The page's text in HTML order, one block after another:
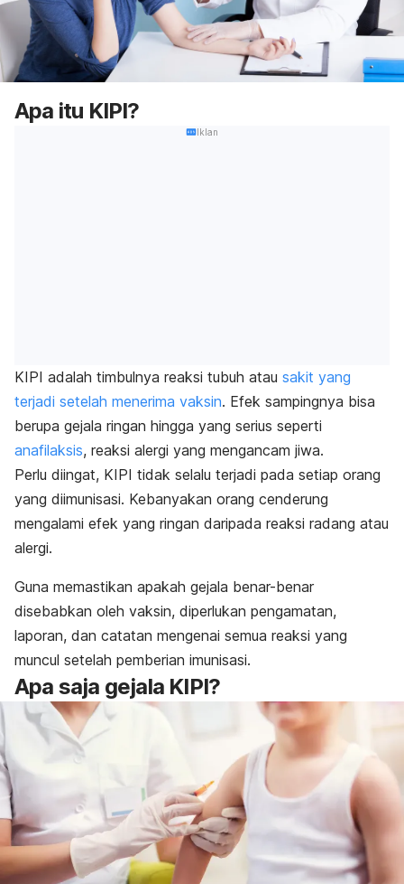
Apa itu KIPI?
Iklan
KIPI adalah timbulnya reaksi tubuh atau sakit yang
terjadi setelah menerima vaksin. Efek sampingnya bisa
berupa gejala ringan hingga yang serius seperti
anafilaksis, reaksi alergi yang mengancam jiwa.
Perlu diingat, KIPI tidak selalu terjadi pada setiap orang
yang diimunisasi. Kebanyakan orang cenderung
mengalami efek yang ringan daripada reaksi radang atau
alergi.
Guna memastikan apakah gejala benar-benar
disebabkan oleh vaksin, diperlukan pengamatan,
laporan, dan catatan mengenai semua reaksi yang
muncul setelah pemberian imunisasi.
Apa saja gejala KIPI?